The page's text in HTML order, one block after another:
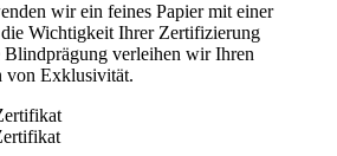
wir ein feines Papier mit einer
Wichtigkeit Ihrer Zertifizierung
Blindprägung verleihen wir Ihren
von Exklusivität.